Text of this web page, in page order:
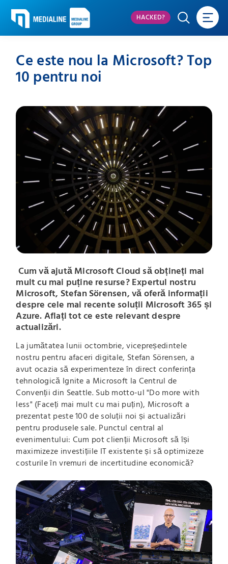
HACKED?
Ce este nou la Microsoft? Top
10 pentru noi
Cum vă ajută Microsoft Cloud să obțineți mai
mult cu mai puține resurse? Expertul nostru
Microsoft, Stefan Sörensen, vă oferă informații
despre cele mai recente soluții Microsoft 365 și
Azure. Aflați tot ce este relevant despre
actualizări.
La jumătatea lunii octombrie, vicepreședintele
nostru pentru afaceri digitale, Stefan Sörensen, a
avut ocazia să experimenteze în direct conferința
tehnologică Ignite a Microsoft la Centrul de
Convenții din Seattle. Sub motto-ul "Do more with
less" (Faceți mai mult cu mai puțin), Microsoft a
prezentat peste 100 de soluții noi și actualizări
pentru produsele sale. Punctul central al
evenimentului: Cum pot clienții Microsoft să își
maximizeze investițiile IT existente și să optimizeze
costurile în vremuri de incertitudine economică?